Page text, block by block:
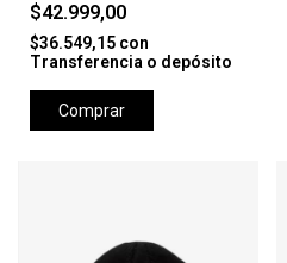
$42.999,00
$36.549,15 con
Transferencia o depósito
Comprar